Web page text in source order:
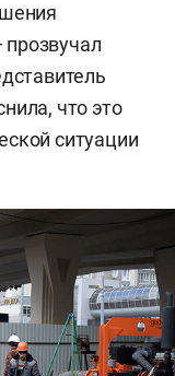
что это
ситуации